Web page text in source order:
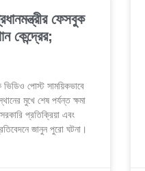
ফেসবুক
কেন্দ্রের;
ভিডিও পোস্ট সাময়িকভাবে
মুখে শেষ পর্যন্ত ক্ষমা
প্রতিক্রিয়া এবং
জানুন পুরো ঘটনা।